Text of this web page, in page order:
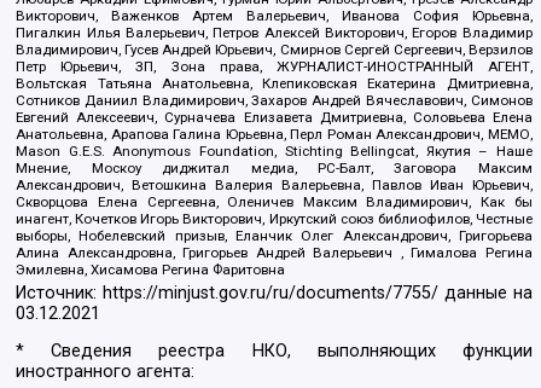
Викторович, Важенков Артем Валерьевич, Иванова София Юрьевна,
Пигалкин Илья Валерьевич, Петров Алексей Викторович, Егоров Владимир
Владимирович, Гусев Андрей Юрьевич, Смирнов Сергей Сергеевич, Верзилов
Петр Юрьевич, ЗП, Зона права, ЖУРНАЛИСТ-ИНОСТРАННЫЙ АГЕНТ,
Вольтская Татьяна Анатольевна, Клепиковская Екатерина Дмитриевна,
Сотников Даниил Владимирович, Захаров Андрей Вячеславович, Симонов
Евгений Алексеевич, Сурначева Елизавета Дмитриевна, Соловьева Елена
Анатольевна, Арапова Галина Юрьевна, Перл Роман Александрович, МЕМО,
Mason G.E.S. Anonymous Foundation, Stichting Bellingcat, Якутия – Наше
Мнение, Москоу диджитал медиа, РС-Балт, Заговора Максим
Александрович, Ветошкина Валерия Валерьевна, Павлов Иван Юрьевич,
Скворцова Елена Сергеевна, Оленичев Максим Владимирович, Как бы
инагент, Кочетков Игорь Викторович, Иркутский союз библиофилов, Честные
выборы, Нобелевский призыв, Еланчик Олег Александрович, Григорьева
Алина Александровна, Григорьев Андрей Валерьевич , Гималова Регина
Эмилевна, Хисамова Регина Фаритовна
Источник: https://minjust.gov.ru/ru/documents/7755/ данные на
03.12.2021
* Сведения реестра НКО, выполняющих функции
иностранного агента: